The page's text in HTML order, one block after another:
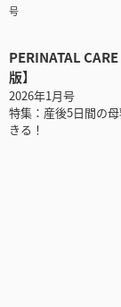
号
PERINATAL
版】
2026年1月号
特集：産後5日間の
きる！